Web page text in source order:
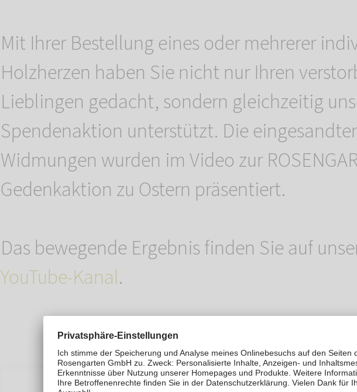
Mit Ihrer Bestellung eines oder mehrerer
Holzherzen haben Sie nicht nur Ihren
Lieblingen gedacht, sondern gleichzeitig
Spendenaktion unterstützt. Die
Widmungen wurden im Video zur
Gedenkaktion zu Ostern präsentiert.
Das bewegende Ergebnis finden Sie auf
YouTube-Kanal.